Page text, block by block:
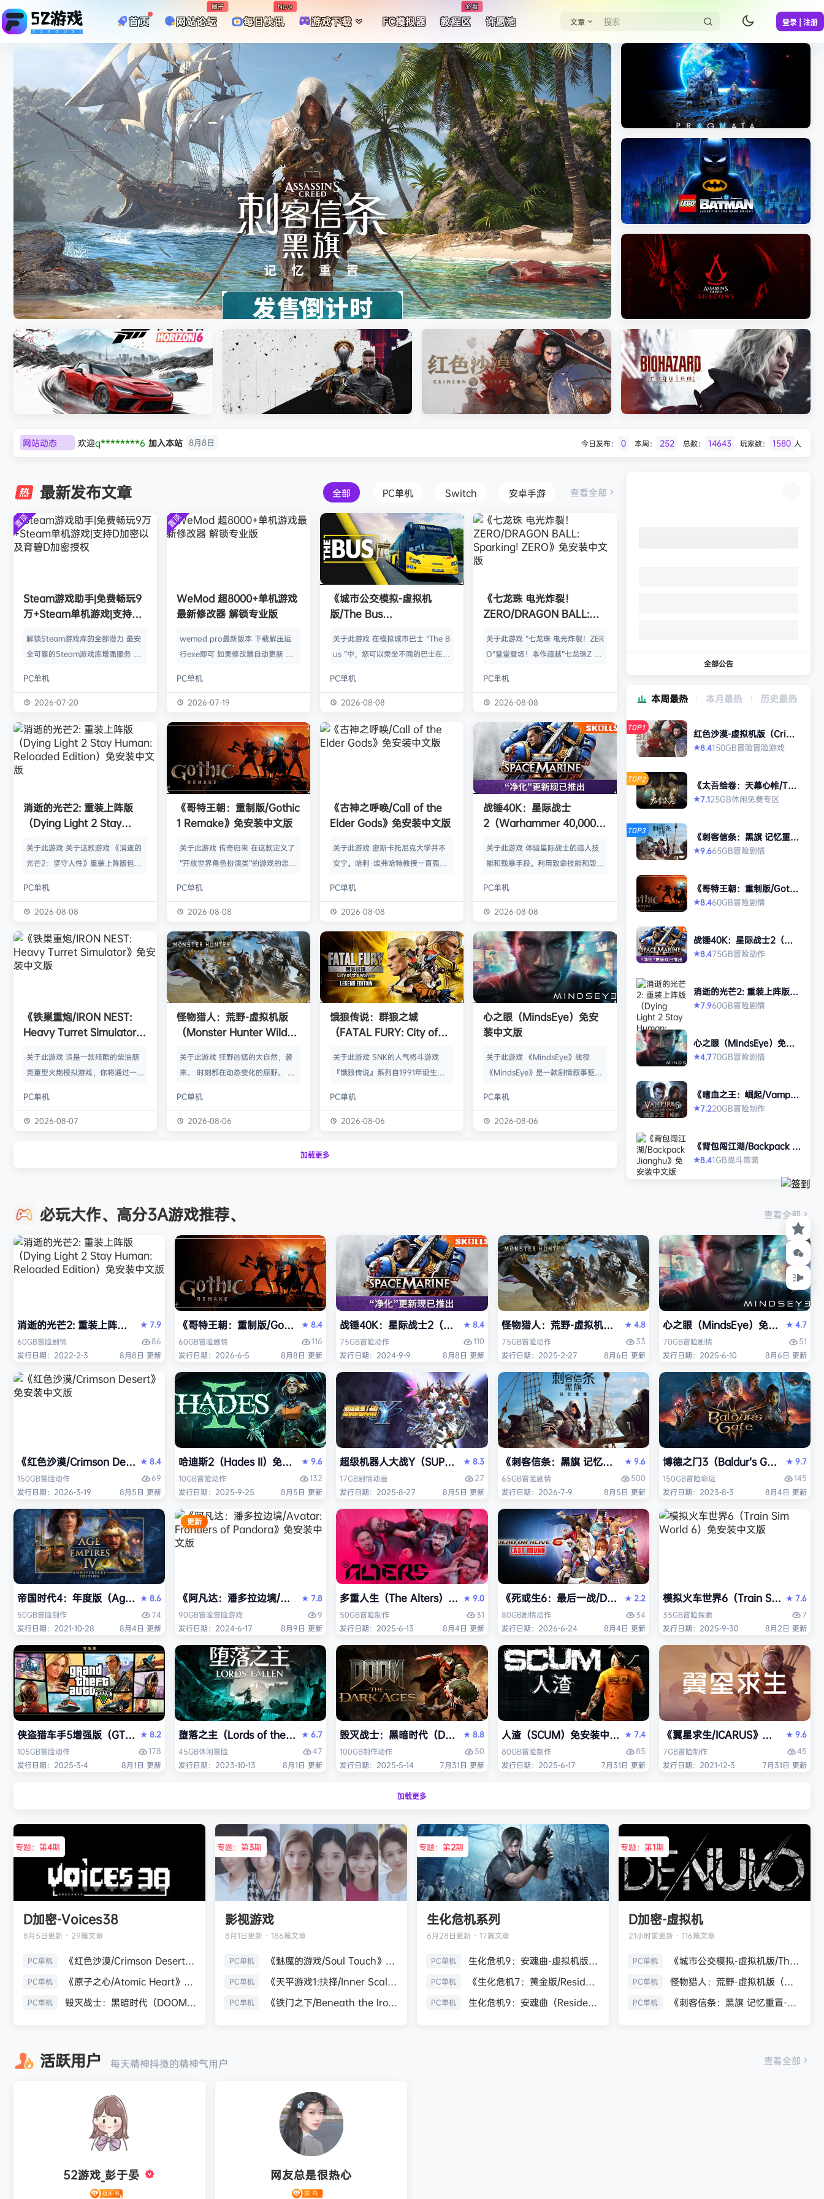
首页 网站论坛
圈子
每日快讯
New
游戏下载 FC模拟器 教程区
必看
许愿池 文章 登录 | 注册
007 初露锋芒（007 First Light ）免安装中文版 《剑星/Stellar Blade》本体+修
《识质存在/PRAGMATA》免安装中文版
《乐高蝙蝠侠：黑暗骑士之遗/LEGO
Batman: Legacy of the Dark Knight》
免安装中文版
《刺客信条：影/Assassin’s Creed
Shadows》免安装版，非虚拟机
网站动态 欢迎q********6 加入本站 8月8日
欢迎我*的 加入本站
欢迎有*酱 加入本站 8月7日
e******i 签到获取 43 点积分 8月7日
欢迎
欢迎今***虎 加入本站 35分钟前
欢迎豆豆 加入本站 59分钟前
欢迎沉*****松 加入本站 8小时前
欢迎兔**** 加入本站 8月8日
今日发布： 0 本周： 252 总数： 14643 玩家数： 1580 人
最新发布文章 全部 PC单机 Switch 安卓手游 查看全部
置顶
Steam游戏助手|免费畅玩9
万+Steam单机游戏|支持D
解锁Steam游戏库的全部潜力 最安
全可靠的Steam游戏库增强服务 工
修改任何steam设置、安全可靠、
可入库游戏总数 94000+、无视已
机。 无需为每一款游戏单独付费，
只需支付一次工具费用或订阅费，即
可永久访问工具库内的成千上万款游
无压力地尝试各种类型的游戏。操
作…
PC单机
2026-07-20
置顶
WeMod 超8000+单机游戏
最新修改器 解锁专业版
wemod pro最新版本 下载解压运
行exe即可 如果修改器自动更新 把
r 这个文件替换到新版的即可。 We
Mod 目前支持超过千款热门游戏，
修改器原作者都入驻了，所以修改器
内容更新应该也是最全、最及时的。
千款游戏听起来不多，但其实已经涵
盖了主流热门游戏【资源名称】：w
emod pro【资源版本】：【资源
大…
PC单机
2026-07-19
《城市公交模拟-虚拟机
版/The Bus
版
关于此游戏 在模拟城市巴士 “The B
us ”中，您可以乘坐不同的巴士在柏
柏林以 1:1 的比例真实再现，无论是
胜利纪念柱、勃兰登堡门还是亚历山
发现。 在斯堪尼亚 Citywide 或
其他特许公交车上，您可以向上车乘
工智能交…
PC单机
2026-08-08
《七龙珠 电光炸裂！
ZERO/DRAGON BALL:
中文版
关于此游戏 “七龙珠 电光炸裂！ZER
O”堂堂登场！本作超越“七龙珠Z 电
ing!”）到达新的境界。化身超战
士，来体验惊天动地，突破极限的七
阵容收录包括龙珠Z、龙珠超、龙珠
GT以及部分电影版，总计超过180
名战士的力量。每位角色都有独特的
能力、变身以及技巧。 让你拥有毁
灭性的力量，成为七龙珠史上最强的
战士！ 身临其境的3D对战…
PC单机
2026-08-08
消逝的光芒2: 重装上阵版
（Dying Light 2 Stay
Edition）免安装中文版
关于此游戏 关于这款游戏 《消逝的
光芒2：坚守人性》重装上阵版包
《消逝的光芒2：坚守人性》猩红纽
带DLC 距离第一部游戏的故事已经
正逐渐走向灭亡。你将扮演艾登·克
拉德威尔，一个流浪漫游者，负责运
送货物和传递消息，在被丧尸病毒摧
真正目标是找到妹妹米娅。为了逃离
华尔兹医生的…
PC单机
2026-08-08
《哥特王朝：重制版/Gothic
1 Remake》免安装中文版
关于此游戏 传奇归来 在这款定义了
“开放世界角色扮演类”的游戏的忠实
手把手打造的、栩栩如生的开放世
界，这个世界会对您的各种行动做出
特王朝》老手，还是第一次被抛入殖
民地，您都将获得一段真正的角色扮
演游戏历程，体验无与伦比的、不受
拘束的探索。 欢迎来到殖民地 米尔
塔纳（Myrtana）王国遭受着一群
野蛮兽人无休止的入侵。国王罗拔二
世（Rh…
PC单机
2026-08-08
《古神之呼唤/Call of the
Elder Gods》免安装中文版
关于此游戏 密斯卡托尼克大学并不
安宁。哈利·埃弗哈特教授一直强忍
伊万杰琳·德雷顿则被怪梦纠缠，总
是梦见十年前发掘出的一件文物。二
会发现远超想象的古老启示。 惊人
的秘密 《海之呼唤》中基于物体和
观察的谜题重磅回归，且深度得到全
面升级。在细腻渲染的环境中寻找线
索吧。交替控制哈利和伊万杰琳，穿
越时间和空间，破解复杂的多步骤谜
题。提示、图标和…
PC单机
2026-08-08
战锤40K：星际战士
2（Warhammer 40,000:
中文版
关于此游戏 体验星际战士的超人技
能和残暴手段。利用致命技能和毁灭
择单人或多人模式，在恢弘的第三人
称战斗中保卫帝国。 在这款2011年
回归极限战士队列的副官德米特里安
·泰图斯，对战人类的敌人，再次证
明你的忠诚。在遥远星球上展开史诗
级战斗，镇压银河系的恐怖乱象，并
揭露黑暗秘密，击退永夜威胁。 投
入星系级战争中！享受激烈而血腥…
PC单机
2026-08-08
《铁巢重炮/IRON NEST:
Heavy Turret Simulator》
关于此游戏 這是一款殘酷的柴油朋
克重型火炮模拟游戏，你将通过一座
个拉杆、每一个刻度、每一次射击，
全部由你亲自掌控。最高统帅部或许
一台接收来自最高统帅部的【特级优
先】指令，另一台则直接转接前线呼
叫。切记：每一条…
PC单机
2026-08-07
怪物猎人：荒野-虚拟机版
（Monster Hunter Wilds
版
关于此游戏 狂野凶猛的大自然，袭
来。 时刻都在动态变化的原野。 这
的怪物与人们的故事。 你会化为以
狩猎强大怪物为生的“猎人”，使用狩
没有调查过的未踏足领域“封禁之地”
的边境上，一名少年“纳塔”获救。
公会根…
PC单机
2026-08-06
饿狼传说：群狼之城
（FATAL FURY: City of
关于此游戏 SNK的人气格斗游戏
『饿狼传说』系列自1991年诞生以
潮。从1999年的『饿狼 -MARK OF
THE WOLVES-』起，时隔26年，
PC单机
2026-08-06
心之眼（MindsEye）免安
装中文版
关于此游戏 《MindsEye》战役
《MindsEye》是一款剧情叙事驱动
背景设定在近未来沙漠城市红石城。
你将扮演雅各布·迪亚兹——一名退
是…
PC单机
2026-08-06
加载更多
全部公告
本周最热 本月最热 历史最热
TOP1
红色沙漠-虚拟机版（Crims
on Desert HYPERVISO
R）免安装中文版
★8.4150GB冒险冒险游戏
TOP2
《太吾绘卷：天幕心帷/The
Scroll of Taiwu : Beyond
The Dom》免安装中文版
★7.125GB休闲免费专区
TOP3
《刺客信条：黑旗 记忆重
置-虚拟机版/Assassin’s Cr
eed Black Flag Resynced
★9.665GB冒险剧情
《哥特王朝：重制版/Gothi
c 1 Remake》免安装中文
版
★8.460GB冒险剧情
战锤40K：星际战士2（Wa
rhammer 40,000: Space
Marine 2）免安装中文版
★8.475GB冒险动作
消逝的光芒2: 重装上阵版
（Dying Light 2 Stay Hu
man: Reloaded Edition）
★7.960GB冒险剧情
心之眼（MindsEye）免安
装中文版
★4.770GB冒险剧情
《嗜血之王：崛起/Vampir
es: Bloodlord Rising》免
安装中文版
★7.220GB冒险制作
《背包闯江湖/Backpack Ji
anghu》免安装中文版
★8.41GB战斗策略
必玩大作、高分3A游戏推荐、 查看全部
消逝的光芒2: 重装上阵版（Dying Light 2 Stay Human: Reloaded Edition）免安装中文版
★ 7.9
60GB冒险剧情
86
发行日期：2022-2-3
8月8日 更新
《哥特王朝：重制版/Gothic 1 Remake》免安装中文版
★ 8.4
60GB冒险剧情
116
发行日期：2026-6-5
8月8日 更新
战锤40K：星际战士2（Warhammer 40,000: Space Marine 2）免安装中文版
★8.4
75GB冒险动作
110
发行日期：2024-9-9
8月8日 更新
怪物猎人：荒野-虚拟机版（Monster Hunter Wilds HYPERVISOR）免
★4.8
75GB冒险动作
33
发行日期：2025-2-27
8月6日 更新
心之眼（MindsEye）免安装中文版
★4.7
70GB冒险剧情
51
发行日期：2025-6-10
8月6日 更新
《红色沙漠/Crimson Desert》免安装中文版
★ 8.4
150GB冒险动作
69
发行日期：2026-3-19
8月5日 更新
哈迪斯2（Hades II）免安装中文版
★ 9.6
10GB冒险动作
132
发行日期：2025-9-25
8月5日 更新
超级机器人大战Y（SUPER ROBOT WARS Y）免安装中文版
★8.3
17GB剧情动画
27
发行日期：2025-8-27
8月5日 更新
《刺客信条：黑旗 记忆重置-虚拟机版/Assassin’s Creed Black Flag
★9.6
65GB冒险剧情
500
发行日期：2026-7-9
8月5日 更新
博德之门3（Baldur’s Gate 3）免安
★9.7
150GB冒险命运
145
发行日期：2023-8-3
8月4日 更新
帝国时代4：年度版（Age of Empires IV: Anniversary Edition）免安装中文版
★ 8.6
50GB冒险制作
74
发行日期：2021-10-28
8月4日 更新
更新
《阿凡达：潘多拉边境/Avatar: Frontiers of Pandora》免安装中文版
★ 7.8
90GB冒险冒险游戏
9
发行日期：2024-6-17
8月9日 更新
多重人生（The Alters）免安装中文版
★9.0
50GB冒险制作
31
发行日期：2025-6-13
8月4日 更新
《死或生6：最后一战/DEAD OR ALIVE 6 Last Round》免安装中文版
★2.2
80GB剧情动作
34
发行日期：2026-6-24
8月4日 更新
模拟火车世界6（Train Sim World
★7.6
35GB冒险探索
7
发行日期：2025-9-30
8月2日 更新
侠盗猎车手5增强版（GTA5增强版（Grand Theft Auto V Enhanced）免安装中文版
★ 8.2
105GB冒险动作
178
发行日期：2025-3-4
8月1日 更新
堕落之主（Lords of the Fallen）免安装中文版
★ 6.7
45GB休闲冒险
47
发行日期：2023-10-13
8月1日 更新
毁灭战士：黑暗时代（DOOM: The Dark Ages）免安装中文版
★8.8
100GB制作动作
50
发行日期：2025-5-14
7月31日 更新
人渣（SCUM）免安装中文版★7.4
80GB冒险制作
85
发行日期：2025-6-17
7月31日 更新
《翼星求生/ICARUS》免安装中文版
★9.6
7GB冒险制作
45
发行日期：2021-12-3
7月31日 更新
加载更多
专题：第4期
D加密-Voices38
8月5日更新 · 29篇文章
PC单机 《红色沙漠/Crimson Desert》免安装中文版
PC单机 《原子之心/Atomic Heart》免安装中文版
PC单机 毁灭战士：黑暗时代（DOOM: The Dark Ages）免安装中文版
专题：第3期
影视游戏
8月1日更新 · 186篇文章
PC单机 《魅魔的游戏/Soul Touch》免安装中文版
PC单机 《天平游戏1:抉择/Inner Scales 1：Choice》免安装中文版
PC单机 《铁门之下/Beneath the Iron Gate》免安装中文版
专题：第2期
生化危机系列
6月28日更新 · 17篇文章
PC单机 生化危机9：安魂曲-虚拟机版（Resident Evil Requiem HYPERVISOR）免安装中文版
PC单机 《生化危机7：黄金版/Resident Evil 7 Biohazard》免安装中文版
PC单机 生化危机9：安魂曲（Resident Evil Requiem）免安装中文版
专题：第1期
D加密-虚拟机
21小时前更新 · 116篇文章
PC单机 《城市公交模拟-虚拟机版/The Bus HYPERVISOR》免安装中文版
PC单机 怪物猎人：荒野-虚拟机版（Monster Hunter Wilds HYPERVISOR）免安装中文版
PC单机 《刺客信条：黑旗 记忆重置-虚拟机版/Assassin’s Creed Black Flag Resynced HYPERVISOR》免安装中文版
活跃用户 每天精神抖擞的精神气用户 查看全部
52游戏_彭于晏 网友总是很热心